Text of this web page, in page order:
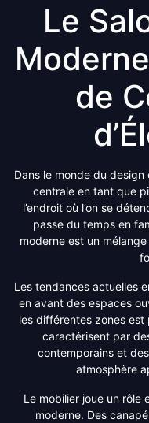
Le
de
Dans le monde du design
centrale en tant que
l’endroit où l’on se
passe du temps en
moderne est un
Les tendances actuelles
en avant des espaces
les différentes zones est
caractérisent par
contemporains et
atmosphère
Le mobilier joue un rôle
moderne. Des